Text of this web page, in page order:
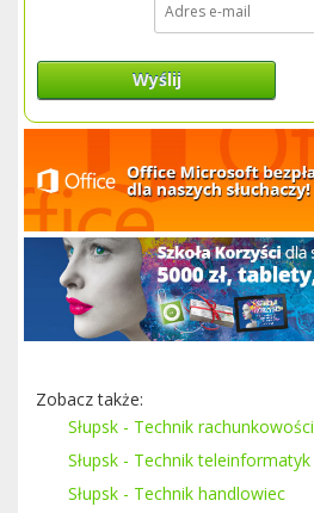
Wyślij
Zobacz także:
Słupsk - Technik rachunkowości
Słupsk - Technik teleinformatyk
Słupsk - Technik handlowiec